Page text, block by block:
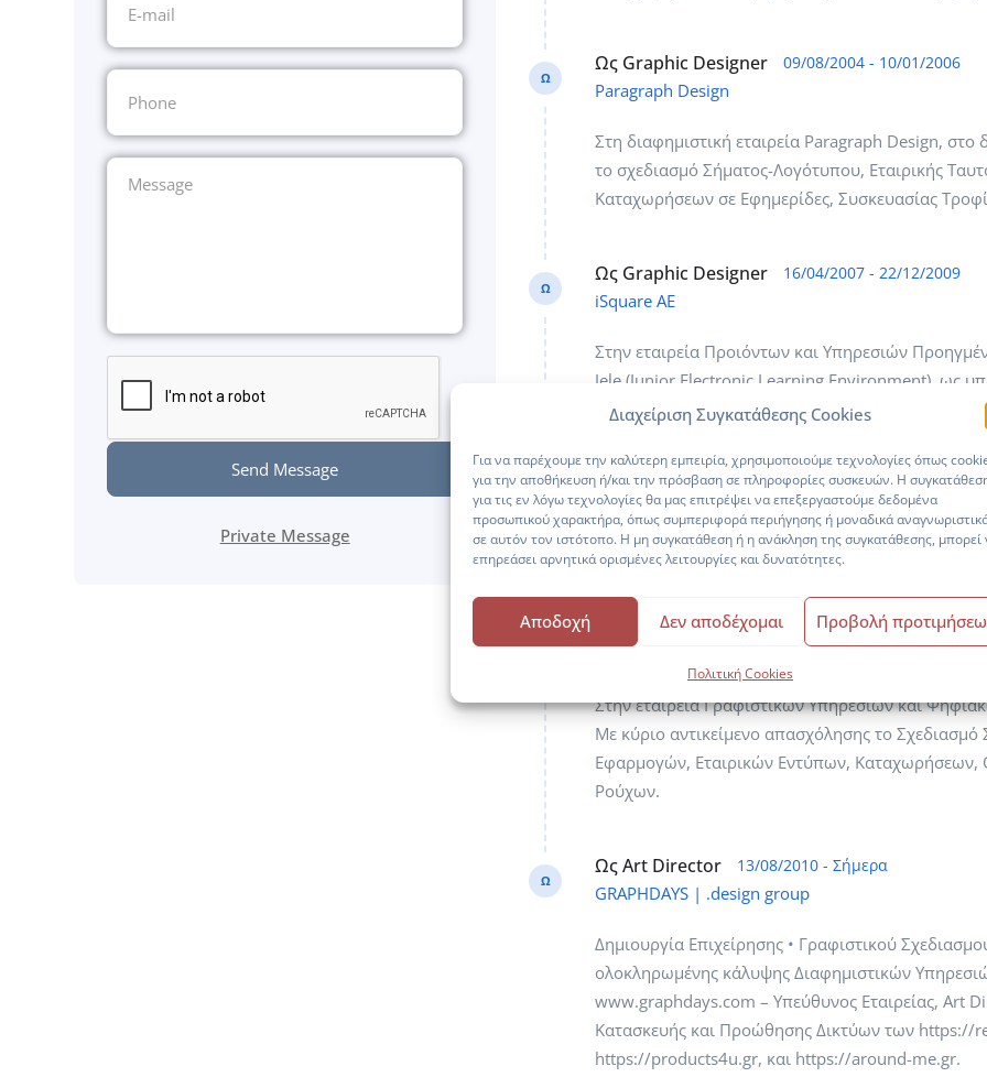
Διαχείριση Συγκατάθεσης Cookies
Για να παρέχουμε την καλύτερη εμπειρία, χρησιμοποιούμε τεχνολογίες όπως
για την αποθήκευση ή/και την πρόσβαση σε πληροφορίες συσκευών. Η
για τις εν λόγω τεχνολογίες θα μας επιτρέψει να επεξεργαστούμε δεδομένα
προσωπικού χαρακτήρα, όπως συμπεριφορά περιήγησης ή μοναδικά
σε αυτόν τον ιστότοπο. Η μη συγκατάθεση ή η ανάκληση της συγκατάθεσης, μπορεί
επηρεάσει αρνητικά ορισμένες λειτουργίες και δυνατότητες.
Αποδοχή Δεν αποδέχομαι Προβολή
Πολιτική Cookies
Send Message
Private Message
Ω
Ως Graphic Designer 09/08/2004 - 10/01/2006
Paragraph Design
Στη διαφημιστική εταιρεία Paragraph Design,
το σχεδιασμό Σήματος-Λογότυπου, Εταιρικής
Καταχωρήσεων σε Εφημερίδες, Συσκευασίας
Ω
Ως Graphic Designer 16/04/2007 - 22/12/2009
iSquare ΑΕ
Στην εταιρεία Προιόντων και Υπηρεσιών
Jele (Junior Electronic Learning Environment), ως
συνέχεια στο ΙΤ Τμήμα, ως υπεύθυνος
Προιόντων της Εταιρείας. Με κύριο
Εφαρμογών, Εφαρμογών Εταιρικής Ταυτότητας,
Γραφιστικού Σχεδιασμού της ιστοσελίδας
Γραφιστικος Σχεδιασμός του ηλεκτρονικού
Magento βάση.
Ως Graphic Designer 07/01/2010 - 30/04/2010
All4ad ΟΕ
Στην εταιρεία Γραφιστικών Υπηρεσιών και
Με κύριο αντικείμενο απασχόλησης το
Εφαρμογών, Εταιρικών Εντύπων, Καταχωρήσεων,
Ρούχων.
Ω
Ως Art Director 13/08/2010 - Σήμερα
GRAPHDAYS | .design group
Δημιουργία Επιχείρησης • Γραφιστικού
ολοκληρωμένης κάλυψης Διαφημιστικών
www.graphdays.com – Υπεύθυνος Εταιρείας, Art
Κατασκευής και Προώθησης Δικτύων των
https://products4u.gr, και https://around-me.gr.